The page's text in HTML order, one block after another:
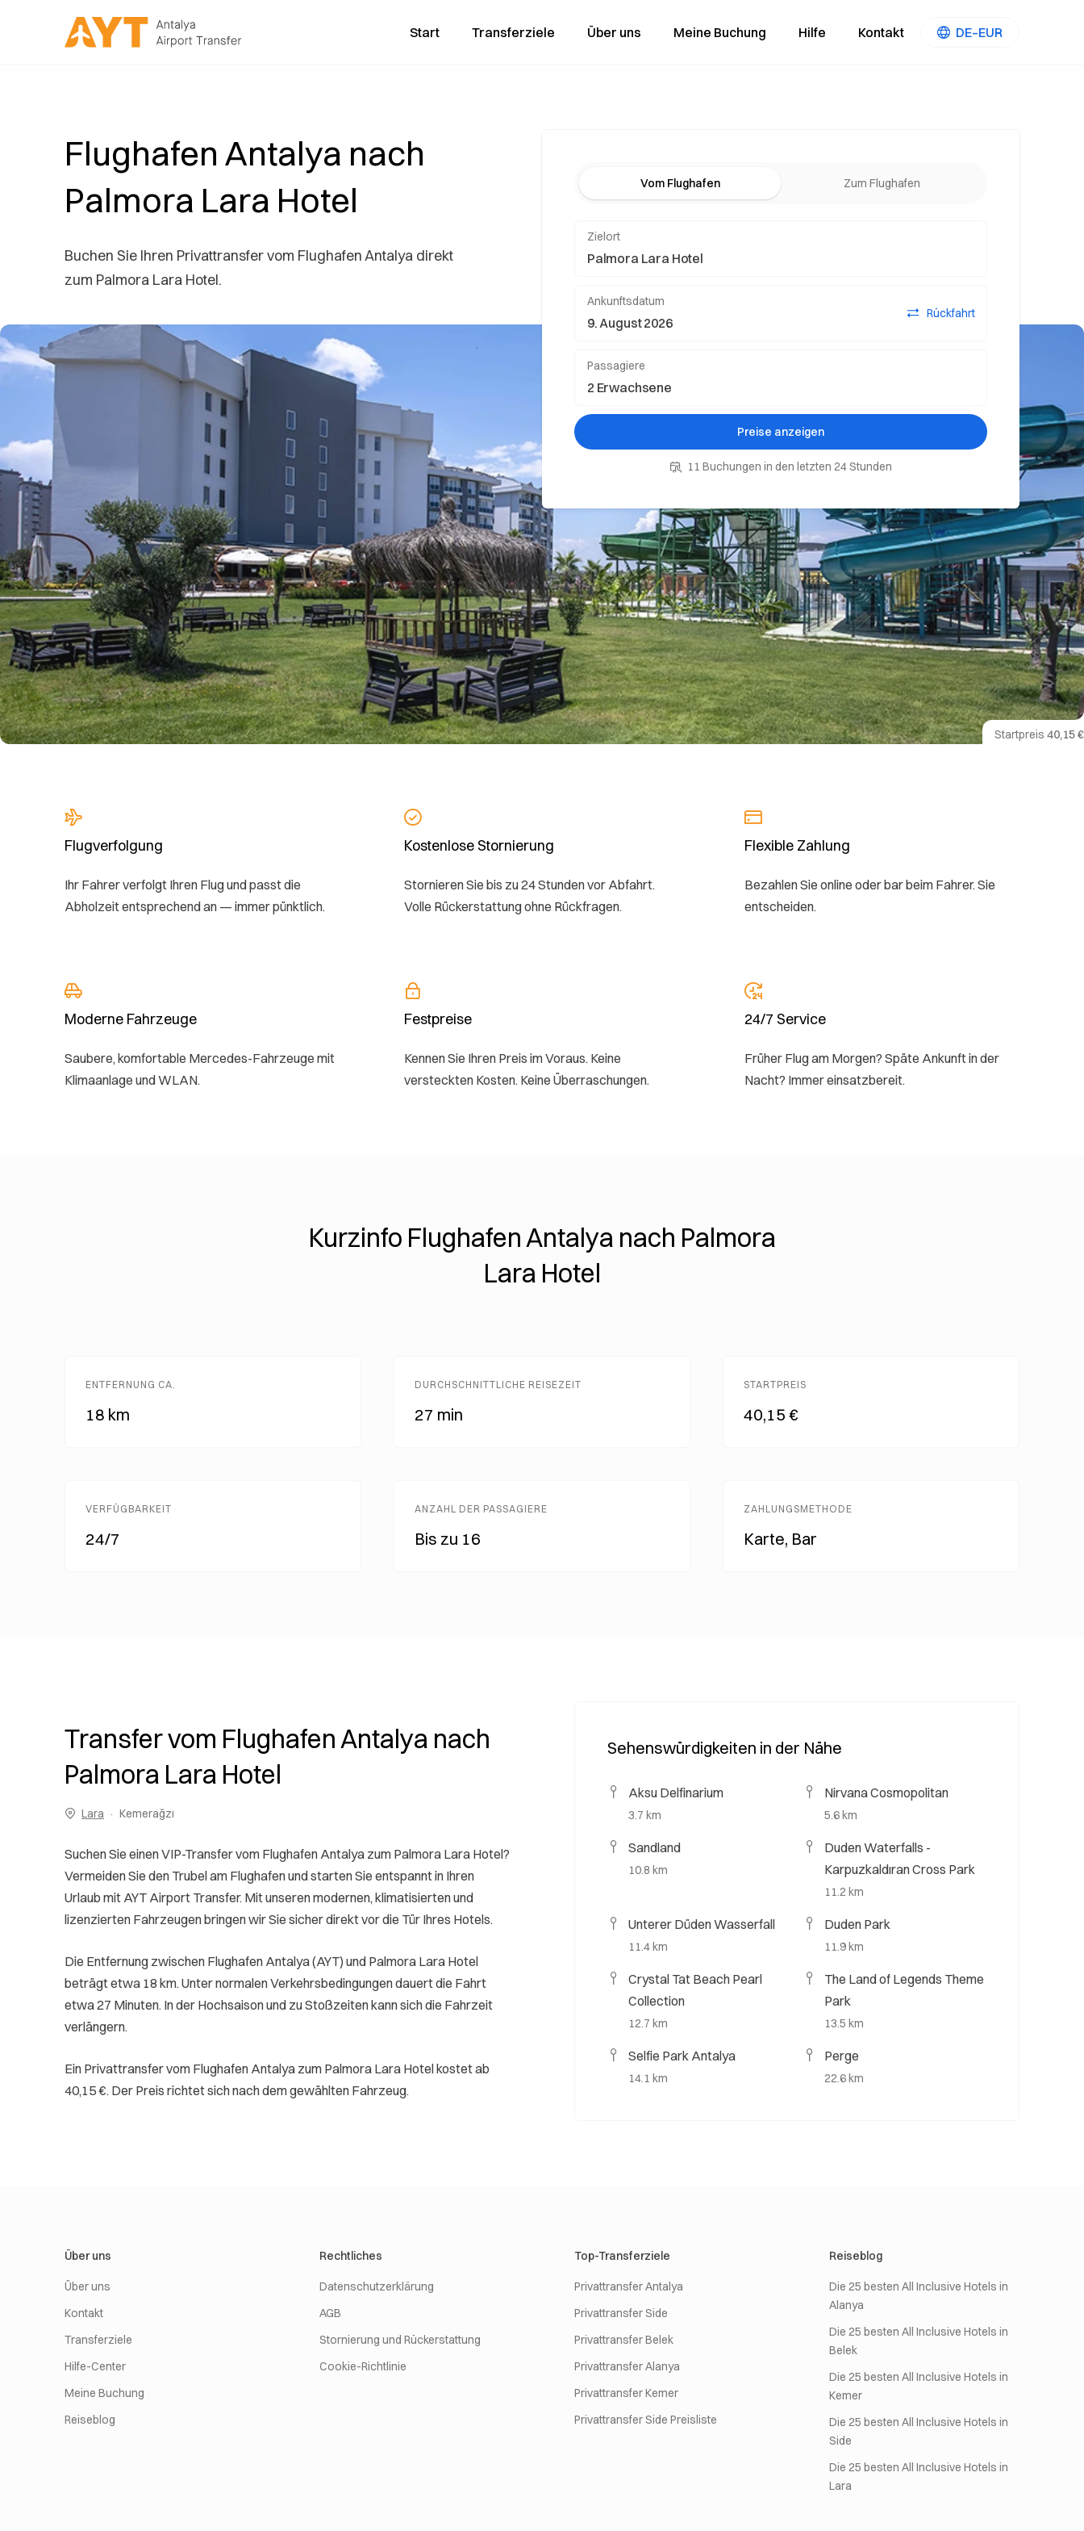
Start Transferziele Über uns Meine Buchung Hilfe Kontakt DE–EUR
Flughafen Antalya nach
Palmora Lara Hotel
Buchen Sie Ihren Privattransfer vom Flughafen Antalya direkt
zum Palmora Lara Hotel.
Startpreis 40,15 €
Vom Flughafen Zum Flughafen
Zielort
Ankunftsdatum
Rückfahrt
Passagiere
Preise anzeigen
11 Buchungen in den letzten 24 Stunden
Flugverfolgung
Ihr Fahrer verfolgt Ihren Flug und passt die
Abholzeit entsprechend an — immer pünktlich.
Kostenlose Stornierung
Stornieren Sie bis zu 24 Stunden vor Abfahrt.
Volle Rückerstattung ohne Rückfragen.
Flexible Zahlung
Bezahlen Sie online oder bar beim Fahrer. Sie
entscheiden.
Moderne Fahrzeuge
Saubere, komfortable Mercedes-Fahrzeuge mit
Klimaanlage und WLAN.
Festpreise
Kennen Sie Ihren Preis im Voraus. Keine
versteckten Kosten. Keine Überraschungen.
24/7 Service
Früher Flug am Morgen? Späte Ankunft in der
Nacht? Immer einsatzbereit.
Kurzinfo Flughafen Antalya nach Palmora
Lara Hotel
ENTFERNUNG CA.
18 km
DURCHSCHNITTLICHE REISEZEIT
27 min
STARTPREIS
40,15 €
VERFÜGBARKEIT
24/7
ANZAHL DER PASSAGIERE
Bis zu 16
ZAHLUNGSMETHODE
Karte, Bar
Transfer vom Flughafen Antalya nach
Palmora Lara Hotel
Lara Kemerağzı
Suchen Sie einen VIP-Transfer vom Flughafen Antalya zum Palmora Lara Hotel?
Vermeiden Sie den Trubel am Flughafen und starten Sie entspannt in Ihren
Urlaub mit AYT Airport Transfer. Mit unseren modernen, klimatisierten und
lizenzierten Fahrzeugen bringen wir Sie sicher direkt vor die Tür Ihres Hotels.
Die Entfernung zwischen Flughafen Antalya (AYT) und Palmora Lara Hotel
beträgt etwa 18 km. Unter normalen Verkehrsbedingungen dauert die Fahrt
etwa 27 Minuten. In der Hochsaison und zu Stoßzeiten kann sich die Fahrzeit
verlängern.
Ein Privattransfer vom Flughafen Antalya zum Palmora Lara Hotel kostet ab
40,15 €. Der Preis richtet sich nach dem gewählten Fahrzeug.
Sehenswürdigkeiten in der Nähe
Aksu Delfinarium
3.7 km
Nirvana Cosmopolitan
5.6 km
Sandland
10.8 km
Duden Waterfalls -
Karpuzkaldıran Cross Park
11.2 km
Unterer Düden Wasserfall
11.4 km
Duden Park
11.9 km
Crystal Tat Beach Pearl
Collection
12.7 km
The Land of Legends Theme
Park
13.5 km
Selfie Park Antalya
14.1 km
Perge
22.6 km
Über uns
Über uns
Kontakt
Transferziele
Hilfe-Center
Meine Buchung
Reiseblog
Rechtliches
Datenschutzerklärung
AGB
Stornierung und Rückerstattung
Cookie-Richtlinie
Top-Transferziele
Privattransfer Antalya
Privattransfer Side
Privattransfer Belek
Privattransfer Alanya
Privattransfer Kemer
Privattransfer Side Preisliste
Reiseblog
Die 25 besten All Inclusive Hotels in
Alanya
Die 25 besten All Inclusive Hotels in
Belek
Die 25 besten All Inclusive Hotels in
Kemer
Die 25 besten All Inclusive Hotels in
Side
Die 25 besten All Inclusive Hotels in
Lara